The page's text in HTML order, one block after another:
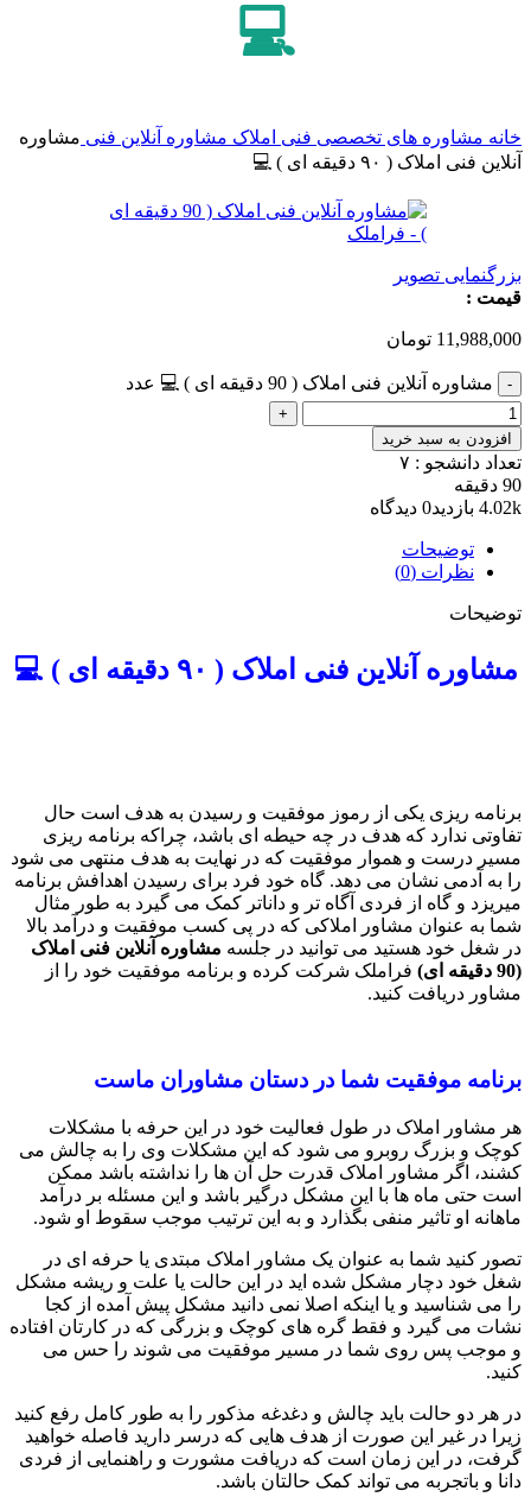
💻
خانه مشاوره های تخصصی فنی املاک مشاوره آنلاین فنی مشاوره
آنلاین فنی املاک ( ۹۰ دقیقه ای ) 💻
بزرگنمایی تصویر
قیمت :
11,988,000 تومان
مشاوره آنلاین فنی املاک ( 90 دقیقه ای ) 💻 عدد
افزودن به سبد خرید
تعداد دانشجو : ۷
90 دقیقه
4.02k بازدید
0 دیدگاه
توضیحات
نظرات (0)
توضیحات
مشاوره آنلاین فنی املاک ( ۹۰ دقیقه ای ) 💻
برنامه ریزی یکی از رموز موفقیت و رسیدن به هدف است حال
تفاوتی ندارد که هدف در چه حیطه ای باشد، چراکه برنامه ریزی
مسیر درست و هموار موفقیت که در نهایت به هدف منتهی می شود
را به آدمی نشان می دهد. گاه خود فرد برای رسیدن اهدافش برنامه
میریزد و گاه از فردی آگاه تر و داناتر کمک می گیرد به طور مثال
شما به عنوان مشاور املاکی که در پی کسب موفقیت و درآمد بالا
در شغل خود هستید می توانید در جلسه مشاوره آنلاین فنی املاک
(90
دقیقه ای) فراملک شرکت کرده و برنامه موفقیت خود را از
مشاور دریافت کنید.
برنامه موفقیت شما در دستان مشاوران ماست
هر مشاور املاک در طول فعالیت خود در این حرفه با مشکلات
کوچک و بزرگ روبرو می شود که این مشکلات وی را به چالش می
کشند، اگر مشاور املاک قدرت حل آن ها را نداشته باشد ممکن
است حتی ماه ها با این مشکل درگیر باشد و این مسئله بر درآمد
ماهانه او تاثیر منفی بگذارد و به این ترتیب موجب سقوط او شود.
تصور کنید شما به عنوان یک مشاور املاک مبتدی یا حرفه ای در
شغل خود دچار مشکل شده اید در این حالت یا علت و ریشه مشکل
را می شناسید و یا اینکه اصلا نمی دانید مشکل پیش آمده از کجا
نشات می گیرد و فقط گره های کوچک و بزرگی که در کارتان افتاده
و موجب پس روی شما در مسیر موفقیت می شوند را حس می
کنید.
در هر دو حالت باید چالش و دغدغه مذکور را به طور کامل رفع کنید
زیرا در غیر این صورت از هدف هایی که درسر دارید فاصله خواهید
گرفت، در این زمان است که دریافت مشورت و راهنمایی از فردی
دانا و باتجربه می تواند کمک حالتان باشد.